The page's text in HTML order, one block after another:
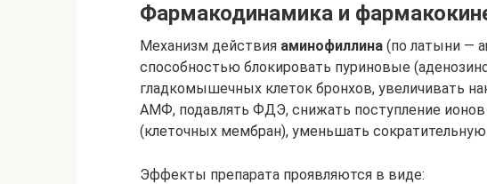
Фармакодинамика и
Механизм действия аминофиллина (по латыни —
способностью блокировать пуриновые
гладкомышечных клеток бронхов, увеличивать
АМФ, подавлять ФДЭ, снижать поступление
(клеточных мембран), уменьшать
Эффекты препарата проявляются в виде: